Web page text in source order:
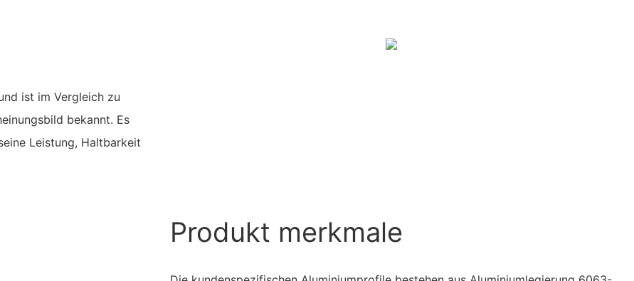
ist im Vergleich zu
bekannt. Es
Leistung, Haltbarkeit
Produkt merkmale